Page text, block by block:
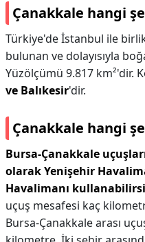
Çanakkale hangi
Türkiye'de İstanbul ile
bulunan ve dolayısıyla
Yüzölçümü 9.817 km²'dir.
ve Balıkesir'dir.
Çanakkale hangi
Bursa-Çanakkale
olarak Yenişehir
Havalimanı
uçuş mesafesi kaç
Bursa-Çanakkale arası